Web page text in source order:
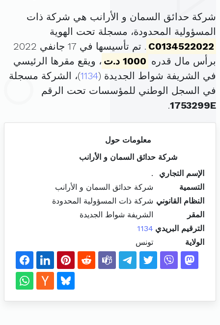
شركة حدائق السمان و الأرانب هي شركة ذات
المسؤولية المحدودة، مسجلة تحت الهوية
C0134522022
. تم تأسيسها في 17 جانفي 2022
برأس مال قدره 1000 د.ت
، ويقع مقرها الرئيسي
في الشريفة شواط الجديدة (1134)، الشركة مسجلة
في السجل الوطني للمؤسسات تحت الرقم
1753299E
.
معلومات حول
شركة حدائق السمان و الأرانب
الإسم التجاري
.
التسمية
شركة حدائق السمان و الأرانب
النظام القانوني شركة ذات المسؤولية المحدودة
المقر
الشريفة شواط الجديدة
الترقيم البريدي 1134
الولاية
تونس